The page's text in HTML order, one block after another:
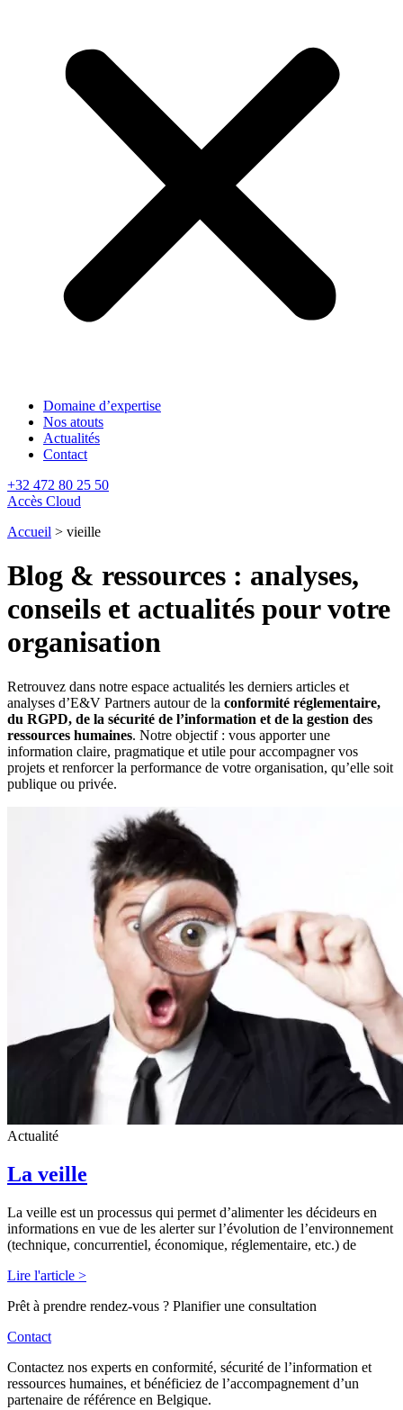
Domaine d’expertise
Nos atouts
Actualités
Contact
+32 472 80 25 50
Accès Cloud
Accueil > vieille
Blog & ressources : analyses,
conseils et actualités pour votre
organisation
Retrouvez dans notre espace actualités les derniers articles et
analyses d’E&V Partners autour de la conformité réglementaire,
du RGPD, de la sécurité de l’information et de la gestion des
ressources humaines. Notre objectif : vous apporter une
information claire, pragmatique et utile pour accompagner vos
projets et renforcer la performance de votre organisation, qu’elle soit
publique ou privée.
Actualité
La veille
La veille est un processus qui permet d’alimenter les décideurs en
informations en vue de les alerter sur l’évolution de l’environnement
(technique, concurrentiel, économique, réglementaire, etc.) de
Lire l'article >
Prêt à prendre rendez-vous ? Planifier une consultation
Contact
Contactez nos experts en conformité, sécurité de l’information et
ressources humaines, et bénéficiez de l’accompagnement d’un
partenaire de référence en Belgique.